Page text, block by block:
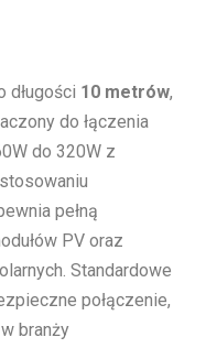
długości 10 metrów,
do łączenia
do 320W z
pełną
PV oraz
Standardowe
połączenie,
branży